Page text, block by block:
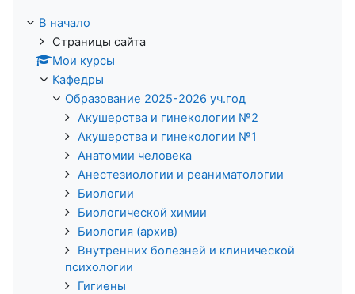
В начало
Страницы сайта
Мои курсы
Кафедры
Образование 2025-2026 уч.год
Акушерства и гинекологии №2
Акушерства и гинекологии №1
Анатомии человека
Анестезиологии и реаниматологии
Биологии
Биологической химии
Биология (архив)
Внутренних болезней и клинической
психологии
Гигиены